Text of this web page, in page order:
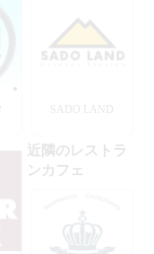
SADO LAND
近隣のレストラ
ンカフェ